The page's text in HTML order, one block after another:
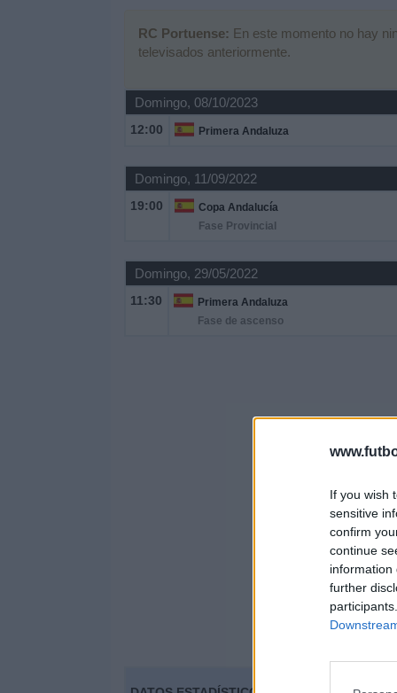
If you wish
sensitive
confirm
continue
information
further
RC Portuense: En este momento no hay
televisados anteriormente.
Domingo, 08/10/2023
12:00 Primera Andaluza
Domingo, 11/09/2022
19:00
Copa Andalucía
Fase Provincial
Domingo, 29/05/2022
11:30
Primera Andaluza
Fase de ascenso